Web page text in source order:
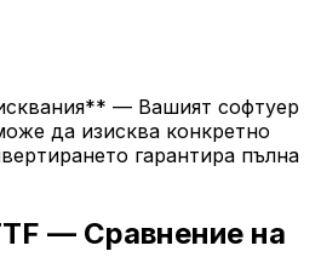
— Вашият софтуер
да изисква конкретно
гарантира пълна
— Сравнение на